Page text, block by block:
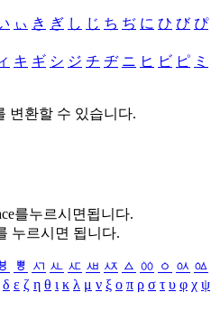
ぃ き ぎ し じ ち ぢ に ひ び ぴ
キ ギ シ ジ チ ヂ ニ ヒ ビ ピ ミ
변환할 수 있습니다.
를누르시면됩니다.
누르시면 됩니다.
ㅸ ㅹ ㅺ ㅻ ㅼ ㅽ ㅾ ㅿ ㆀ ㆁ ㆂ ㆃ
δ ε ζ η θ ι κ λ μ ν ξ ο π ρ σ τ υ φ χ ψ